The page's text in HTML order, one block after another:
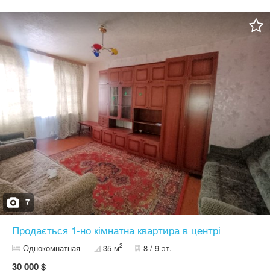
7
Продається 1-но кімнатна квартира в центрі
Однокомнатная 35 м2 8 / 9 эт.
30 000 $